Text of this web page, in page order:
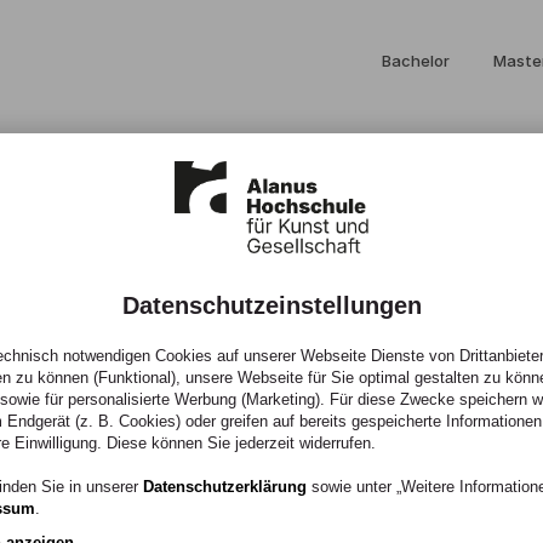
Bachelor
Bildende
Datenschutzeinstellungen
notwendigen Cookies auf unserer Webseite Dienste von
zu können (Funktional), unsere Webseite für Sie optimal gestalten zu
für personalisierte Werbung (Marketing). Für diese Zwecke speichern
Endgerät (z. B. Cookies) oder greifen auf bereits gespeicherte
Einwilligung. Diese können Sie jederzeit widerrufen.
Sie in unserer Datenschutzerklärung sowie unter „Weitere
.